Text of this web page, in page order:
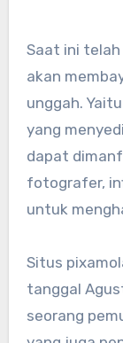
Saat ini
akan
unggah.
yang
dapat
fotografer,
untuk
Situs
tanggal
seorang